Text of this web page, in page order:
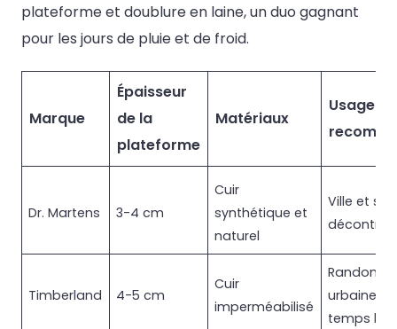
plateforme et doublure en laine, un duo gagnant
pour les jours de pluie et de froid.
Marque
Épaisseur
de la
plateforme
Matériaux
Usage
Dr. Martens 3-4 cm
Cuir
synthétique et
naturel
Ville et
Timberland 4-5 cm
Cuir
imperméabilisé
urbaines
temps